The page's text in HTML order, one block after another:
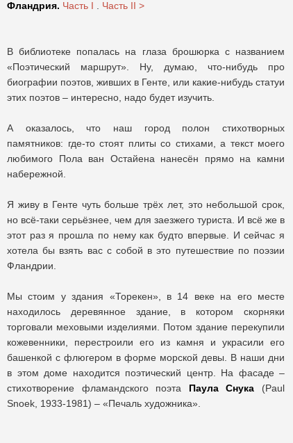
Фландрия. Часть I Часть II >
В библиотеке попалась на глаза брошюрка с названием
«Поэтический маршрут». Ну, думаю, что-нибудь про
биографии поэтов, живших в Генте, или какие-нибудь статуи
этих поэтов – интересно, надо будет изучить.
А оказалось, что наш город полон стихотворных
памятников: где-то стоят плиты со стихами, а текст моего
любимого Пола ван Остайена нанесён прямо на камни
набережной.
Я живу в Генте чуть больше трёх лет, это небольшой срок,
но всё-таки серьёзнее, чем для заезжего туриста. И всё же в
этот раз я прошла по нему как будто впервые. И сейчас я
хотела бы взять вас с собой в это путешествие по поэзии
Фландрии.
Мы стоим у здания «Торекен», в 14 веке на его месте
находилось деревянное здание, в котором скорняки
торговали меховыми изделиями. Потом здание перекупили
кожевенники, перестроили его из камня и украсили его
башенкой с флюгером в форме морской девы. В наши дни
в этом доме находится поэтический центр. На фасаде –
стихотворение фламандского поэта Паула Снука (Paul
Snoek, 1933-1981) – «Печаль художника».